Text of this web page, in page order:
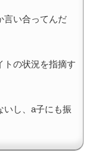
言い合ってんだ
トの状況を指摘す
いし、a子にも振